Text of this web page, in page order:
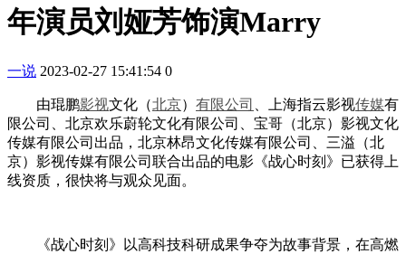
年演员刘娅芳饰演Marry
一说 2023-02-27 15:41:54 0
由琨鹏影视文化（北京） 有限公司 、上海指云影视传媒有
限公司、北京欢乐蔚轮文化有限公司、宝哥（北京）影视文化
传媒有限公司出品，北京林昂文化传媒有限公司、三溢（北
京）影视传媒有限公司联合出品的电影《战心时刻》已获得上
线资质，很快将与观众见面。
《战心时刻》以高科技科研成果争夺为故事背景，在高燃